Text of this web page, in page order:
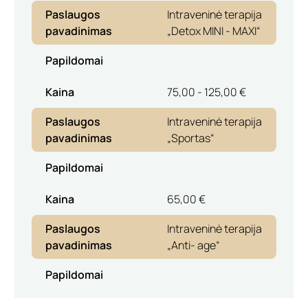
Paslaugos
pavadinimas
Intraveninė terapija
„Detox MINI - MAXI“
Papildomai
Kaina
75,00 - 125,00 €
Paslaugos
pavadinimas
Intraveninė terapija
„Sportas“
Papildomai
Kaina
65,00 €
Paslaugos
pavadinimas
Intraveninė terapija
„Anti- age“
Papildomai